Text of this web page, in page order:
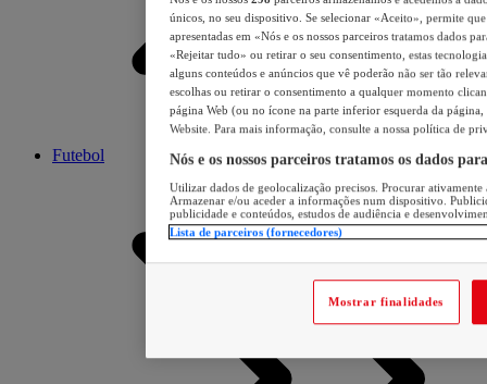
Futebol
únicos, no seu dispositivo. Se selecionar «Aceito», permite
apresentadas em «Nós e os nossos parceiros tratamos dados
«Rejeitar tudo» ou retirar o seu consentimento, estas
alguns conteúdos e anúncios que vê poderão não ser tão
escolhas ou retirar o consentimento a qualquer momento
página Web (ou no ícone na parte inferior esquerda da página,
Website. Para mais informação, consulte a nossa política de
Nós e os nossos parceiros tratamos os dados
Utilizar dados de geolocalização precisos. Procurar
Armazenar e/ou aceder a informações num dispositivo.
publicidade e conteúdos, estudos de audiência e
Lista de parceiros (fornecedores)
Mostrar finalidades